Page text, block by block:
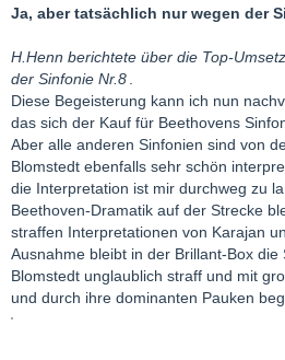
Ja, aber tatsächlich nur wegen der
H.Henn berichtete über die Top-
der Sinfonie Nr.8
Diese Begeisterung kann ich nun
das sich der Kauf für Beethovens
Aber alle anderen Sinfonien sind von
Blomstedt ebenfalls sehr schön
die Interpretation ist mir durchweg zu
Beethoven-Dramatik auf der Strecke
straffen Interpretationen von Karajan
Ausnahme bleibt in der Brillant-Box die
Blomstedt unglaublich straff und mit
und durch ihre dominanten Pauken